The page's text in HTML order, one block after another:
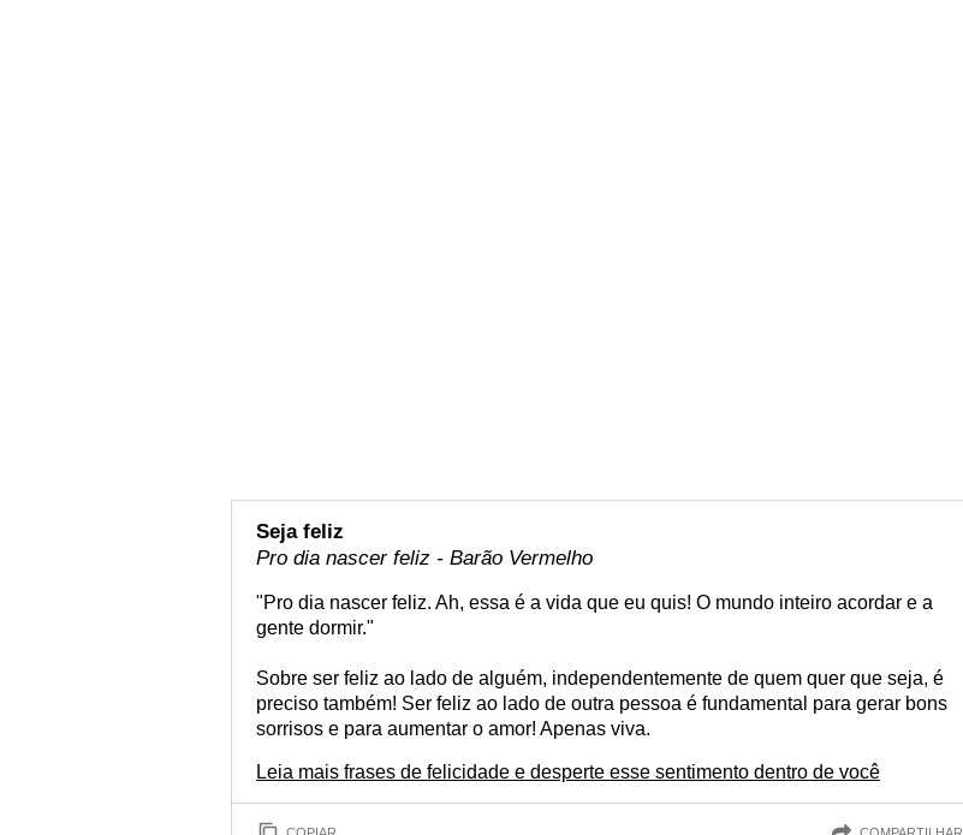
Seja feliz
Pro dia nascer feliz - Barão Vermelho
"Pro dia nascer feliz. Ah, essa é a vida que eu quis! O mundo inteiro acordar e a
gente dormir."
Sobre ser feliz ao lado de alguém, independentemente de quem quer que seja, é
preciso também! Ser feliz ao lado de outra pessoa é fundamental para gerar bons
sorrisos e para aumentar o amor! Apenas viva.
Leia mais frases de felicidade e desperte esse sentimento dentro de você
COPIAR COMPARTILHAR